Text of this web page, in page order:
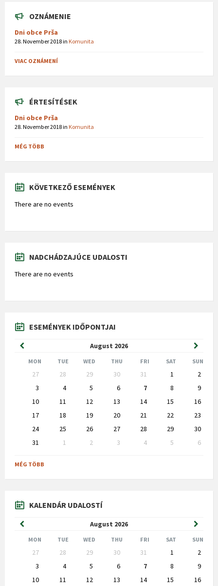
OZNÁMENIE
Dni obce Prša
28. November 2018in Komunita
VIAC OZNÁMENÍ
ÉRTESÍTÉSEK
Dni obce Prša
28. November 2018in Komunita
MÉG TÖBB
KÖVETKEZŐ ESEMÉNYEK
There are no events
NADCHÁDZAJÚCE UDALOSTI
There are no events
ESEMÉNYEK IDŐPONTJAI
August 2026
Previous
Month
Month
MON TUE WED THU FRI SAT SUN
calendar
27 28 29 30 31 1
2
3
4 5 6 7 8
9
10
11 12 13 14 15
16
17
18 19 20 21 22
23
24
25 26 27 28 29
30
31
1 2 3 4 5
6
to
calendar
MÉG TÖBB
KALENDÁR UDALOSTÍ
August 2026
Previous
Month
Month
MON TUE WED THU FRI SAT SUN
calendar
27 28 29 30 31 1
2
3
4 5 6 7 8
9
10
11 12 13 14 15 16